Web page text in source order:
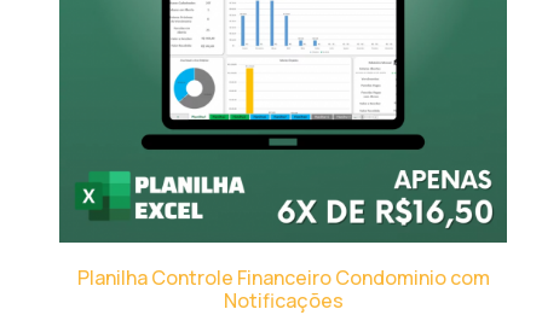
Planilha Controle Financeiro Condominio com
Notificações